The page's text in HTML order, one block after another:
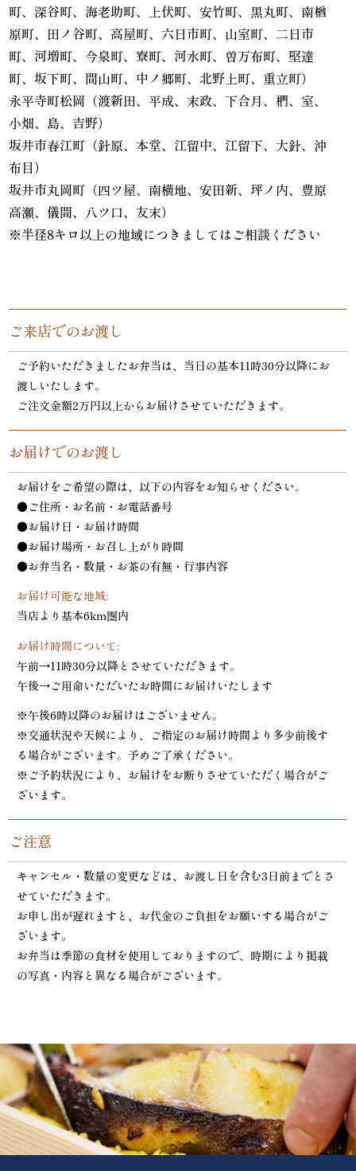
町、深谷町、海老助町、上伏町、安竹町、黒丸町、南楢
原町、田ノ谷町、高屋町、六日市町、山室町、二日市
町、河増町、今泉町、寮町、河水町、曽万布町、堅達
町、坂下町、間山町、中ノ郷町、北野上町、重立町）
永平寺町松岡（渡新田、平成、末政、下合月、椚、室、
小畑、島、吉野）
坂井市春江町（針原、本堂、江留中、江留下、大針、沖
布目）
坂井市丸岡町（四ツ屋、南横地、安田新、坪ノ内、豊原
高瀬、儀間、八ツ口、友末）
※半径8キロ以上の地域につきましてはご相談ください
ご来店でのお渡し
ご予約いただきましたお弁当は、当日の基本11時30分以降にお
渡しいたします。
ご注文金額2万円以上からお届けさせていただきます。
お届けでのお渡し
お届けをご希望の際は、以下の内容をお知らせください。
●ご住所・お名前・お電話番号
●お届け日・お届け時間
●お届け場所・お召し上がり時間
●お弁当名・数量・お茶の有無・行事内容
お届け可能な地域:
当店より基本6km圏内
お届け時間について:
午前→11時30分以降とさせていただきます。
午後→ご用命いただいたお時間にお届けいたします
※午後6時以降のお届けはございません。
※交通状況や天候により、ご指定のお届け時間より多少前後す
る場合がございます。予めご了承ください。
※ご予約状況により、お届けをお断りさせていただく場合がご
ざいます。
ご注意
キャンセル・数量の変更などは、お渡し日を含む3日前までとさ
せていただきます。
お申し出が遅れますと、お代金のご負担をお願いする場合がご
ざいます。
お弁当は季節の食材を使用しておりますので、時期により掲載
の写真・内容と異なる場合がございます。